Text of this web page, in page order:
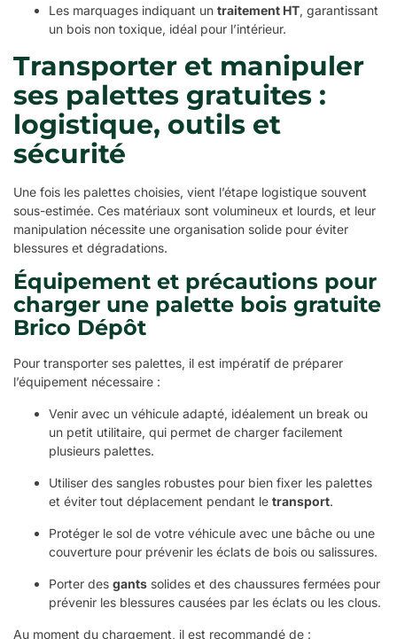
Les marquages indiquant un traitement HT, garantissant
un bois non toxique, idéal pour l’intérieur.
Transporter et manipuler
ses palettes gratuites :
logistique, outils et
sécurité
Une fois les palettes choisies, vient l’étape logistique souvent
sous-estimée. Ces matériaux sont volumineux et lourds, et leur
manipulation nécessite une organisation solide pour éviter
blessures et dégradations.
Équipement et précautions pour
charger une palette bois gratuite
Brico Dépôt
Pour transporter ses palettes, il est impératif de préparer
l’équipement nécessaire :
Venir avec un véhicule adapté, idéalement un break ou
un petit utilitaire, qui permet de charger facilement
plusieurs palettes.
Utiliser des sangles robustes pour bien fixer les palettes
et éviter tout déplacement pendant le transport.
Protéger le sol de votre véhicule avec une bâche ou une
couverture pour prévenir les éclats de bois ou salissures.
Porter des gants solides et des chaussures fermées pour
prévenir les blessures causées par les éclats ou les clous.
Au moment du chargement, il est recommandé de :